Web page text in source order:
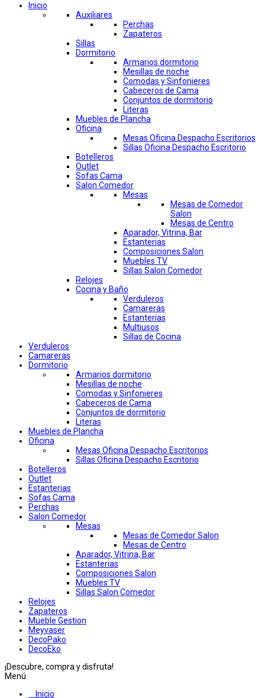
Inicio
Auxiliares
Perchas
Zapateros
Sillas
Dormitorio
Armarios dormitorio
Mesillas de noche
Comodas y Sinfonieres
Cabeceros de Cama
Conjuntos de dormitorio
Literas
Muebles de Plancha
Oficina
Mesas Oficina Despacho Escritorios
Sillas Oficina Despacho Escritorio
Botelleros
Outlet
Sofas Cama
Salon Comedor
Mesas
Mesas de Comedor
Salon
Mesas de Centro
Aparador, Vitrina, Bar
Estanterias
Composiciones Salon
Muebles TV
Sillas Salon Comedor
Relojes
Cocina y Baño
Verduleros
Camareras
Estanterias
Multiusos
Sillas de Cocina
Verduleros
Camareras
Dormitorio
Armarios dormitorio
Mesillas de noche
Comodas y Sinfonieres
Cabeceros de Cama
Conjuntos de dormitorio
Literas
Muebles de Plancha
Oficina
Mesas Oficina Despacho Escritorios
Sillas Oficina Despacho Escritorio
Botelleros
Outlet
Estanterias
Sofas Cama
Perchas
Salon Comedor
Mesas
Mesas de Comedor Salon
Mesas de Centro
Aparador, Vitrina, Bar
Estanterias
Composiciones Salon
Muebles TV
Sillas Salon Comedor
Relojes
Zapateros
Mueble Gestion
Meyvaser
DecoPako
DecoEko
¡Descubre, compra y disfruta!
Menú
Inicio